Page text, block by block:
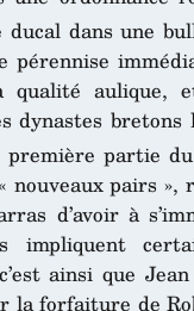
dans une
pérennise
aulique,
dynastes
partie
nouveaux pairs
d’avoir à
impliquent
ainsi que
la forfaiture de